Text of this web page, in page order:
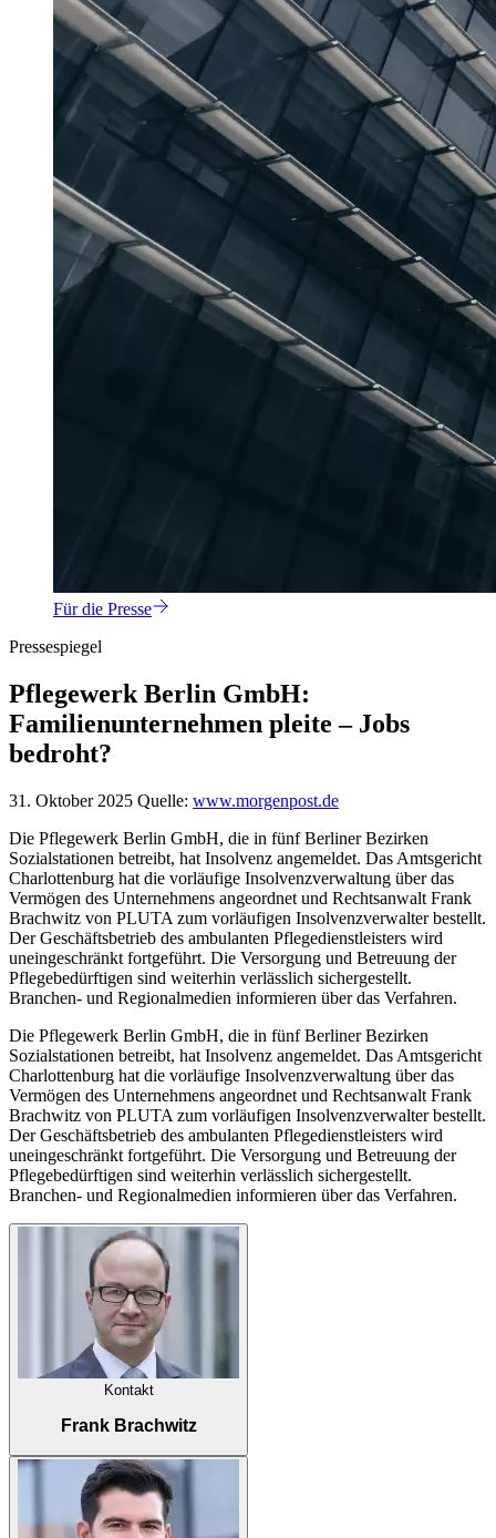
Für die Presse
Pressespiegel
Pflegewerk Berlin GmbH:
Familienunternehmen pleite – Jobs
bedroht?
31. Oktober 2025 Quelle: www.morgenpost.de
Die Pflegewerk Berlin GmbH, die in fünf Berliner Bezirken
Sozialstationen betreibt, hat Insolvenz angemeldet. Das Amtsgericht
Charlottenburg hat die vorläufige Insolvenzverwaltung über das
Vermögen des Unternehmens angeordnet und Rechtsanwalt Frank
Brachwitz von PLUTA zum vorläufigen Insolvenzverwalter bestellt.
Der Geschäftsbetrieb des ambulanten Pflegedienstleisters wird
uneingeschränkt fortgeführt. Die Versorgung und Betreuung der
Pflegebedürftigen sind weiterhin verlässlich sichergestellt.
Branchen- und Regionalmedien informieren über das Verfahren.
Die Pflegewerk Berlin GmbH, die in fünf Berliner Bezirken
Sozialstationen betreibt, hat Insolvenz angemeldet. Das Amtsgericht
Charlottenburg hat die vorläufige Insolvenzverwaltung über das
Vermögen des Unternehmens angeordnet und Rechtsanwalt Frank
Brachwitz von PLUTA zum vorläufigen Insolvenzverwalter bestellt.
Der Geschäftsbetrieb des ambulanten Pflegedienstleisters wird
uneingeschränkt fortgeführt. Die Versorgung und Betreuung der
Pflegebedürftigen sind weiterhin verlässlich sichergestellt.
Branchen- und Regionalmedien informieren über das Verfahren.
Kontakt
Frank Brachwitz